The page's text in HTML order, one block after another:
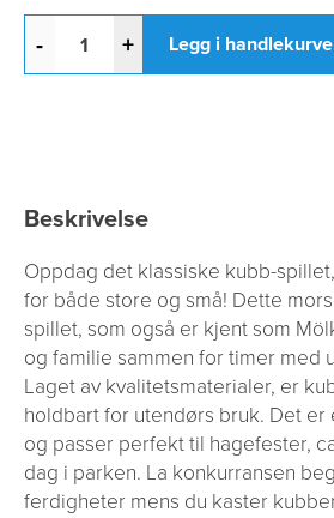
- + Legg i
Beskrivelse
Oppdag det klassiske kubb-
for både store og små! Dette
spillet, som også er kjent som
og familie sammen for timer med
Laget av kvalitetsmaterialer, er
holdbart for utendørs bruk. Det
og passer perfekt til hagefester,
dag i parken. La konkurransen
ferdigheter mens du kaster